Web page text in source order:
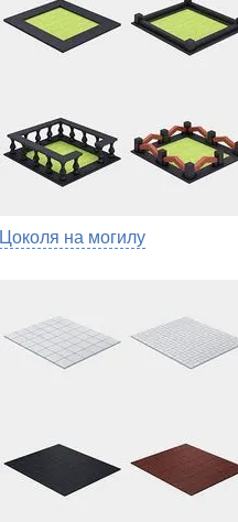
Цоколя на могилу